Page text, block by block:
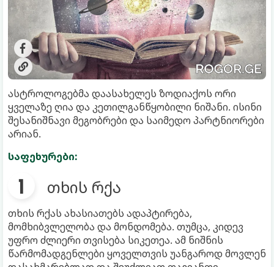
ასტროლოგებმა დაასახელეს ზოდიაქოს ორი
ყველაზე ღია და კეთილგანწყობილი ნიშანი. ისინი
შესანიშნავი მეგობრები და საიმედო პარტნიორები
არიან.
საფეხურები:
თხის რქა
თხის რქას ახასიათებს ადაპტირება,
მომხიბვლელობა და მონდომება. თუმცა, კიდევ
უფრო ძლიერი თვისება სიკეთეა. ამ ნიშნის
წარმომადგენლები ყოველთვის უანგაროდ მოვლენ